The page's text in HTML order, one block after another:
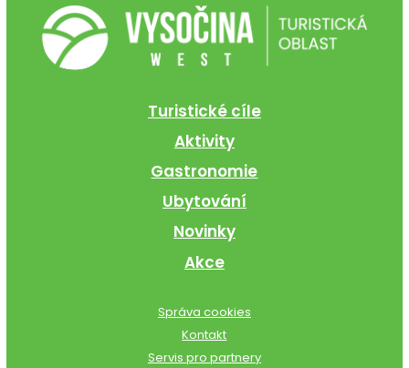
Turistické cíle
Aktivity
Gastronomie
Ubytování
Novinky
Akce
Správa cookies
Kontakt
Servis pro partnery